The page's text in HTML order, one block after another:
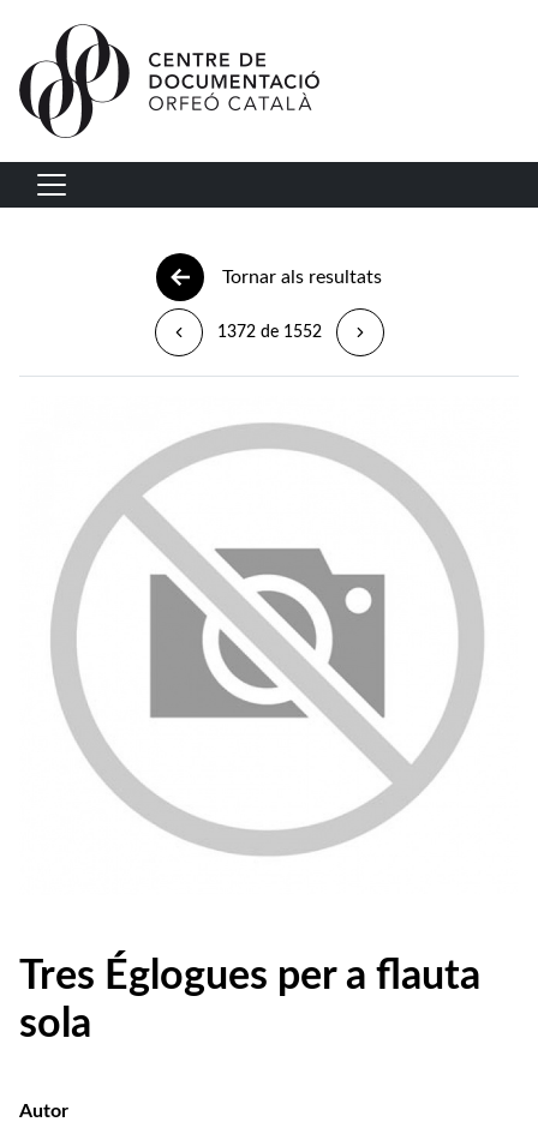
Vés al contingut
Navegació principal
Tornar als resultats
1372 de 1552
Tres Églogues per a flauta
sola
Autor